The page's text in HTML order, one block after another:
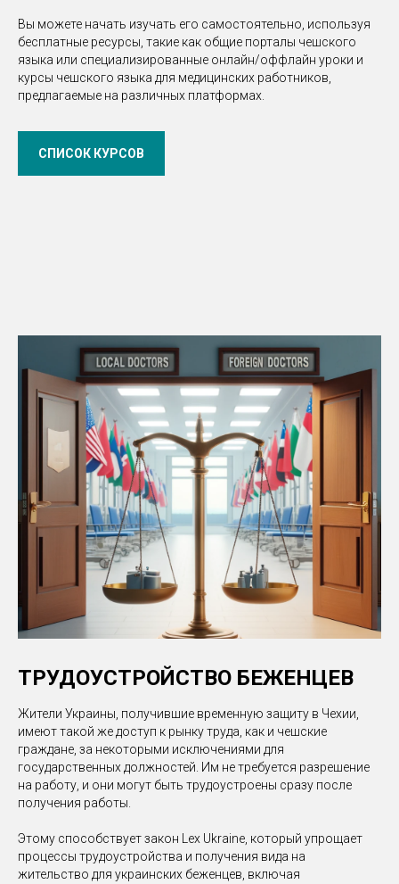
Вы можете начать изучать его самостоятельно, используя
бесплатные ресурсы, такие как общие порталы чешского
языка или специализированные онлайн/оффлайн уроки и
курсы чешского языка для медицинских работников,
предлагаемые на различных платформах.
СПИСОК КУРСОВ
ТРУДОУСТРОЙСТВО БЕЖЕНЦЕВ
Жители Украины, получившие временную защиту в Чехии,
имеют такой же доступ к рынку труда, как и чешские
граждане, за некоторыми исключениями для
государственных должностей. Им не требуется разрешение
на работу, и они могут быть трудоустроены сразу после
получения работы.
Этому способствует закон Lex Ukraine, который упрощает
процессы трудоустройства и получения вида на
жительство для украинских беженцев, включая